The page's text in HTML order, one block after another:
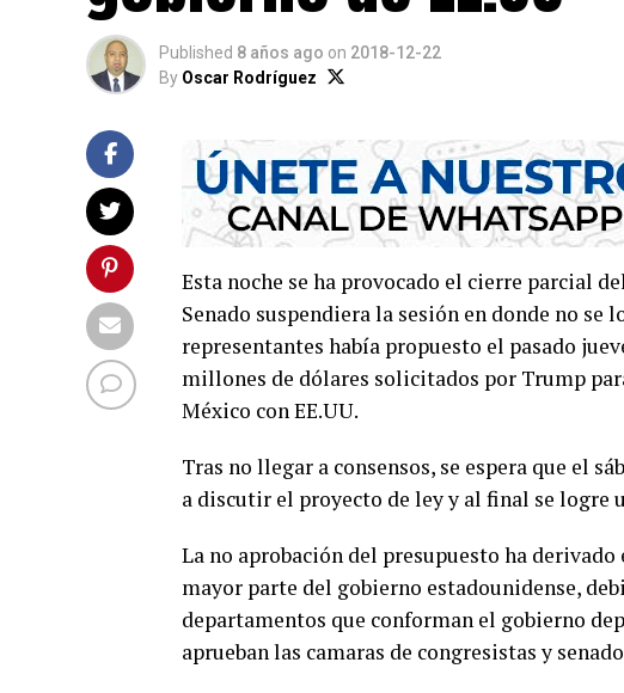
Published 8 años ago on 2018-12-22
By Oscar Rodríguez
Esta noche se ha provocado el cierre parcial
Senado suspendiera la sesión en donde no se
representantes había propuesto el pasado
millones de dólares solicitados por Trump
México con EE.UU.
Tras no llegar a consensos, se espera que el
a discutir el proyecto de ley y al final se logre
La no aprobación del presupuesto ha
mayor parte del gobierno estadounidense,
departamentos que conforman el gobierno
aprueban las camaras de congresistas y